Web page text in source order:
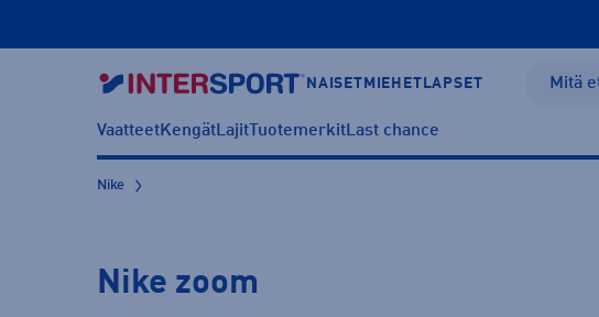
NAISET MIEHET LAPSET
VaatteetKengätLajitTuotemerkitLast chance
Nike
Nike zoom